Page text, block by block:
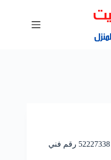
خدمة كهرباء السيارات الوفرة 52227338 رقم فني